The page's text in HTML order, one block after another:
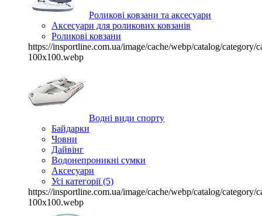
Роликові ковзани та аксесуари
Аксесуари для роликових ковзанів
Роликові ковзани
https://insportline.com.ua/image/cache/webp/catalog/category/
100x100.webp
Водні види спорту
Байдарки
Човни
Дайвінг
Водонепроникні сумки
Аксесуари
Усі категорії (5)
https://insportline.com.ua/image/cache/webp/catalog/category/
100x100.webp